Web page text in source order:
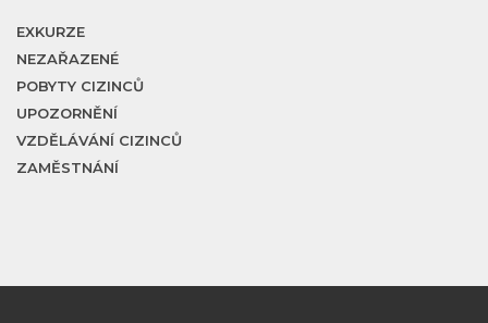
EXKURZE
NEZAŘAZENÉ
POBYTY CIZINCŮ
UPOZORNĚNÍ
VZDĚLÁVÁNÍ CIZINCŮ
ZAMĚSTNÁNÍ